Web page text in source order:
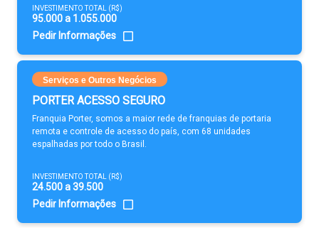
INVESTIMENTO TOTAL (R$)
95.000 a 1.055.000
Pedir Informações
Serviços e Outros Negócios
PORTER ACESSO SEGURO
Franquia Porter, somos a maior rede de franquias de portaria
remota e controle de acesso do país, com 68 unidades
espalhadas por todo o Brasil.
INVESTIMENTO TOTAL (R$)
24.500 a 39.500
Pedir Informações